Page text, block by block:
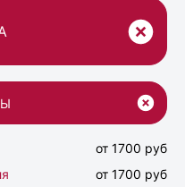
от 1700 руб
от 1700 руб